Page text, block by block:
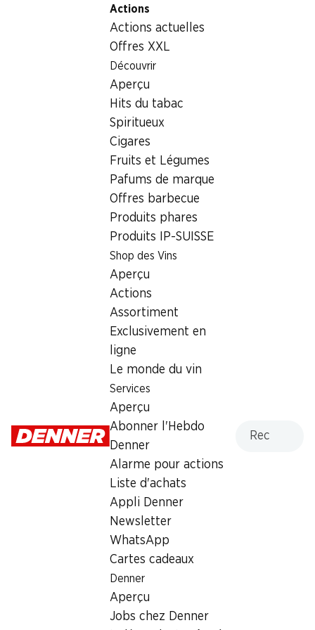
Actions
Actions actuelles
Offres XXL
Découvrir
Aperçu
Hits du tabac
Spiritueux
Cigares
Fruits et Légumes
Pafums de marque
Offres barbecue
Produits phares
Produits IP-SUISSE
Shop des Vins
Aperçu
Actions
Assortiment
Exclusivement en
ligne
Le monde du vin
Services
Aperçu
Abonner l'Hebdo
Denner
Alarme pour actions
Liste d'achats
Appli Denner
Newsletter
WhatsApp
Cartes cadeaux
Denner
Aperçu
Jobs chez Denner
Surgelés
Glace Swiss Chocolate Mövenpick
Glace Swiss Chocolate
Numéro d'article1002476
Les clients ont également
30%